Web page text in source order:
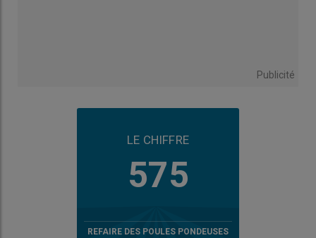
Publicité
LE CHIFFRE
575
REFAIRE DES POULES PONDEUSES